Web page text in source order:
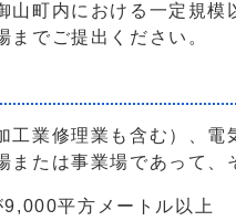
町内における一定規模
までご提出ください。
業修理業も含む）、電
または事業場であって、
平方メートル以上